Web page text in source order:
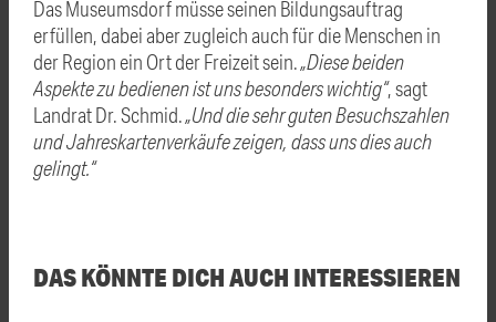
Das Museumsdorf müsse seinen Bildungsauftrag
erfüllen, dabei aber zugleich auch für die Menschen in
der Region ein Ort der Freizeit sein.„Diese beiden
Aspekte zu bedienen ist uns besonders wichtig“, sagt
Landrat Dr. Schmid.„Und die sehr guten Besuchszahlen
und Jahreskartenverkäufe zeigen, dass uns dies auch
gelingt.“
DAS KÖNNTE DICH AUCH INTERESSIEREN